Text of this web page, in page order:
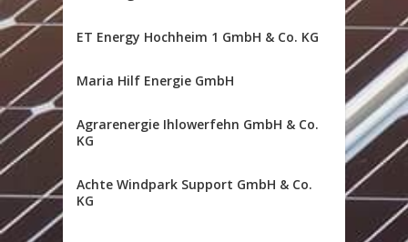
ET Energy Hochheim 1 GmbH & Co. KG
Maria Hilf Energie GmbH
Agrarenergie Ihlowerfehn GmbH & Co.
KG
Achte Windpark Support GmbH & Co.
KG